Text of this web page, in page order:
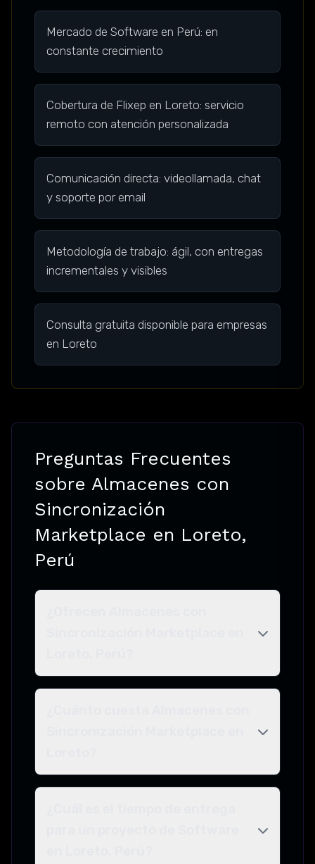
Mercado de Software en Perú: en
constante crecimiento
Cobertura de Flixep en Loreto: servicio
remoto con atención personalizada
Comunicación directa: videollamada, chat
y soporte por email
Metodología de trabajo: ágil, con entregas
incrementales y visibles
Consulta gratuita disponible para empresas
en Loreto
Preguntas Frecuentes
sobre Almacenes con
Sincronización
Marketplace en Loreto,
Perú